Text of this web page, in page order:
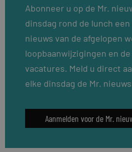
Abonneer u op de Mr.
dinsdag rond de lunch
nieuws van de afgelopen
loopbaanwijzigingen en
vacatures. Meld u direct
elke dinsdag de Mr.
Aanmelden voor de Mr.